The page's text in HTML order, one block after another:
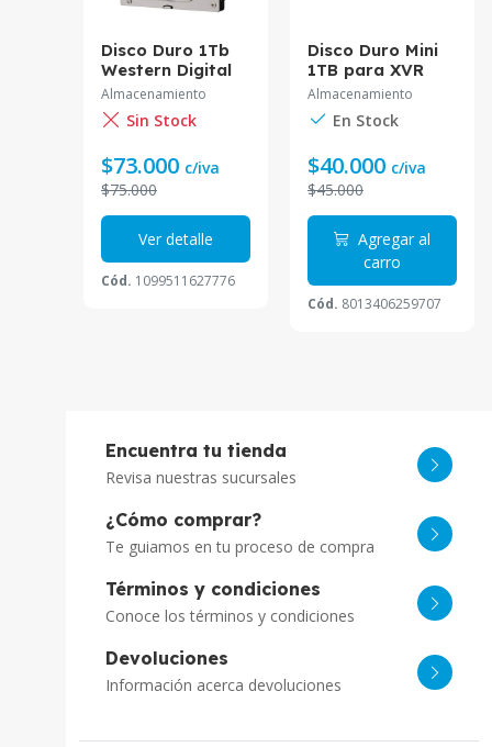
Disco Duro 1Tb
Western Digital
Purple Dahua
Almacenamiento
Sin Stock
$73.000 c/iva
$75.000
Ver detalle
Cód. 1099511627776
Disco Duro Mini
1TB para XVR
Almacenamiento
En Stock
$40.000 c/iva
$45.000
Agregar al
carro
Cód. 8013406259707
Encuentra tu tienda
Revisa nuestras sucursales
¿Cómo comprar?
Te guiamos en tu proceso de compra
Términos y condiciones
Conoce los términos y condiciones
Devoluciones
Información acerca devoluciones